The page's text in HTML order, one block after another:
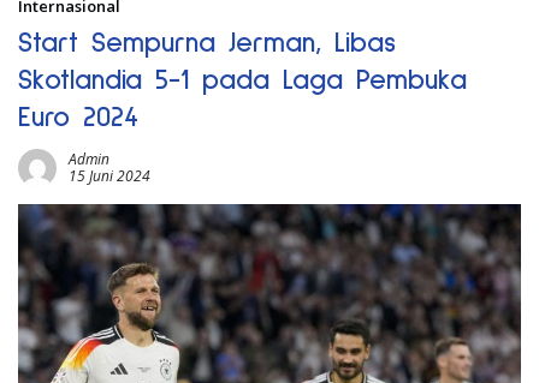
Internasional
Start Sempurna Jerman, Libas
Skotlandia 5-1 pada Laga Pembuka
Euro 2024
Admin
15 Juni 2024